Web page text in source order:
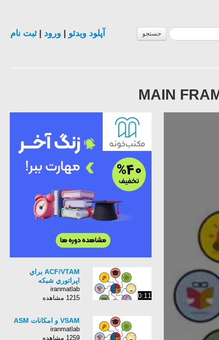
جستجو آپلود ویدئو ورود |ثبت نام
0:11
ACF/VTAM براي
اپراتوري شبكه
iranmatlab
1215 مشاهده
VSAM و امكانات ASM
iranmatlab
1259 مشاهده